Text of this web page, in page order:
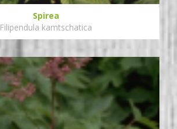
Spirea
Filipendula kamtschatica